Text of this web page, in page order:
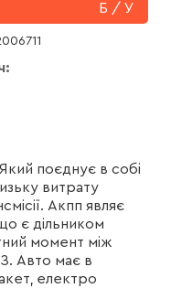
Б / У
поєднує в собі
витрату
Акпп являє
є дільником
момент між
Авто має в
електро